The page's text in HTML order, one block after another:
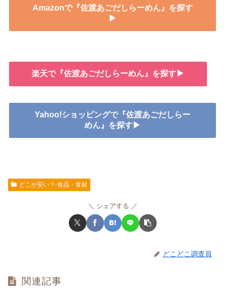
Amazonで『佐渡あごだしらーめん』を探す
▶
楽天で『佐渡あごだしらーめん』を探す▶
Yahoo!ショッピングで『佐渡あごだしらー
めん』を探す▶
どこが安い？-食品・食材
シェアする
どこどこ調査員
関連記事